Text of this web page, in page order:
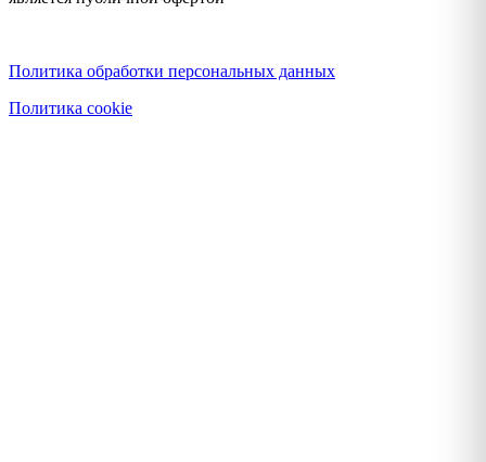
Политика обработки персональных данных
Политика cookie